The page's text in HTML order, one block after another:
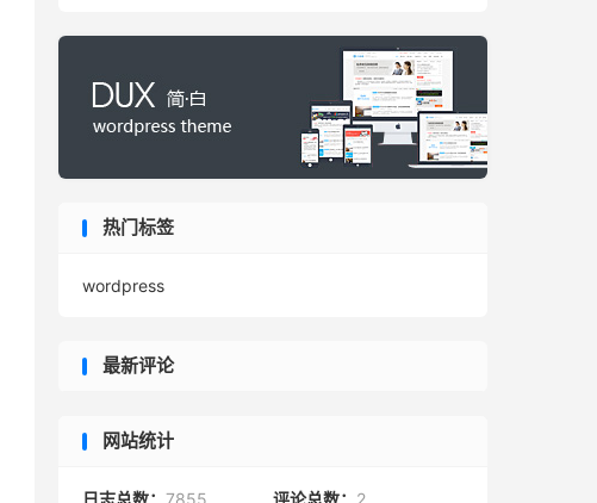
热门标签
wordpress
最新评论
网站统计
日志总数： 7855 评论总数： 2